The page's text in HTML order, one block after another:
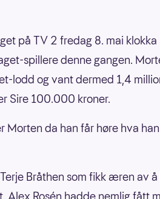
på TV 2 fredag 8. mai
spillere denne gangen.
lodd og vant dermed 1,4
Sire 100.000 kroner.
Morten da han får høre hva
Bråthen som fikk æren av